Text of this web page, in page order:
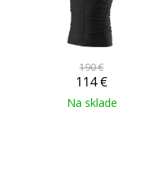
190 €
114 €
Na sklade